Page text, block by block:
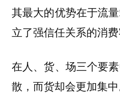
其最大的优势在于流
立了强信任关系的消费
在人、货、场三个要
散，而货却会更加集中